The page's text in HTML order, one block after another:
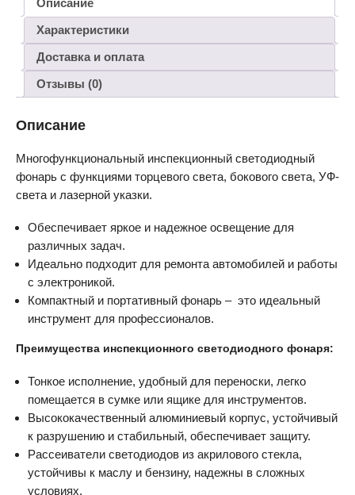
Описание
Характеристики
Доставка и оплата
Отзывы (0)
Описание
Многофункциональный инспекционный светодиодный
фонарь с функциями торцевого света, бокового света, УФ-
света и лазерной указки.
Обеспечивает яркое и надежное освещение для
различных задач.
Идеально подходит для ремонта автомобилей и работы
с электроникой.
Компактный и портативный фонарь – это идеальный
инструмент для профессионалов.
Преимущества инспекционного светодиодного фонаря:
Тонкое исполнение, удобный для переноски, легко
помещается в сумке или ящике для инструментов.
Высококачественный алюминиевый корпус, устойчивый
к разрушению и стабильный, обеспечивает защиту.
Рассеиватели светодиодов из акрилового стекла,
устойчивы к маслу и бензину, надежны в сложных
условиях.